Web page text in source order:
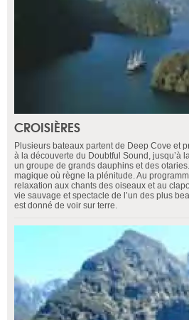
CROISIÈRES
Plusieurs bateaux partent de Deep Cove et
à la découverte du Doubtful Sound, jusqu’à
un groupe de grands dauphins et des
magique où règne la plénitude. Au
relaxation aux chants des oiseaux et au
vie sauvage et spectacle de l’un des plus
est donné de voir sur terre.